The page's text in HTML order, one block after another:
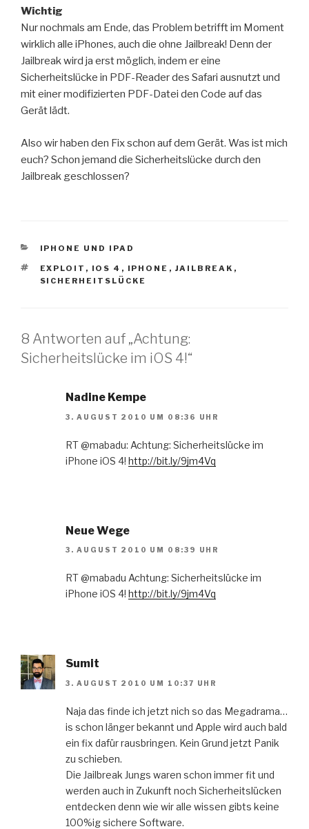
Wichtig
Nur nochmals am Ende, das Problem betrifft im Moment
wirklich alle iPhones, auch die ohne Jailbreak! Denn der
Jailbreak wird ja erst möglich, indem er eine
Sicherheitslücke in PDF-Reader des Safari ausnutzt und
mit einer modifizierten PDF-Datei den Code auf das
Gerät lädt.
Also wir haben den Fix schon auf dem Gerät. Was ist mich
euch? Schon jemand die Sicherheitslücke durch den
Jailbreak geschlossen?
KATEGORIEN
IPHONE UND IPAD
SCHLAGWÖRTER
EXPLOIT , IOS 4 , IPHONE , JAILBREAK ,
SICHERHEITSLÜCKE
8 Antworten auf „Achtung:
Sicherheitslücke im iOS 4!“
Nadine Kempe
3. AUGUST 2010 UM 08:36 UHR
RT @mabadu: Achtung: Sicherheitslücke im
iPhone iOS 4! http://bit.ly/9jm4Vq
Neue Wege
3. AUGUST 2010 UM 08:39 UHR
RT @mabadu Achtung: Sicherheitslücke im
iPhone iOS 4! http://bit.ly/9jm4Vq
Sumit
3. AUGUST 2010 UM 10:37 UHR
Naja das finde ich jetzt nich so das Megadrama…
is schon länger bekannt und Apple wird auch bald
ein fix dafür rausbringen. Kein Grund jetzt Panik
zu schieben.
Die Jailbreak Jungs waren schon immer fit und
werden auch in Zukunft noch Sicherheitslücken
entdecken denn wie wir alle wissen gibts keine
100%ig sichere Software.